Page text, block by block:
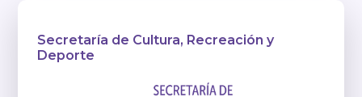
Secretaría de Cultura, Recreación y
Deporte